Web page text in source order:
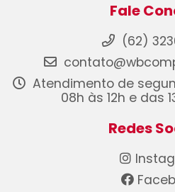
Fale
(62)
Atendimento de
08h às 12h e das
Redes